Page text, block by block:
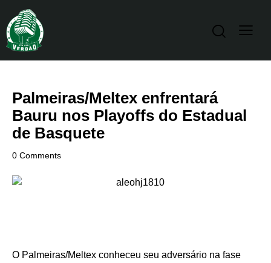
Palmeiras/Meltex enfrentará
Bauru nos Playoffs do Estadual
de Basquete
0 Comments
O Palmeiras/Meltex conheceu seu adversário na fase